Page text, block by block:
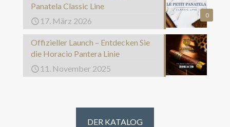
0
Panatela Classic Line
17. März 2026
Offizieller Launch – Entdecken Sie
die Horacio Pantera Linie
11. November 2025
DER KATALOG